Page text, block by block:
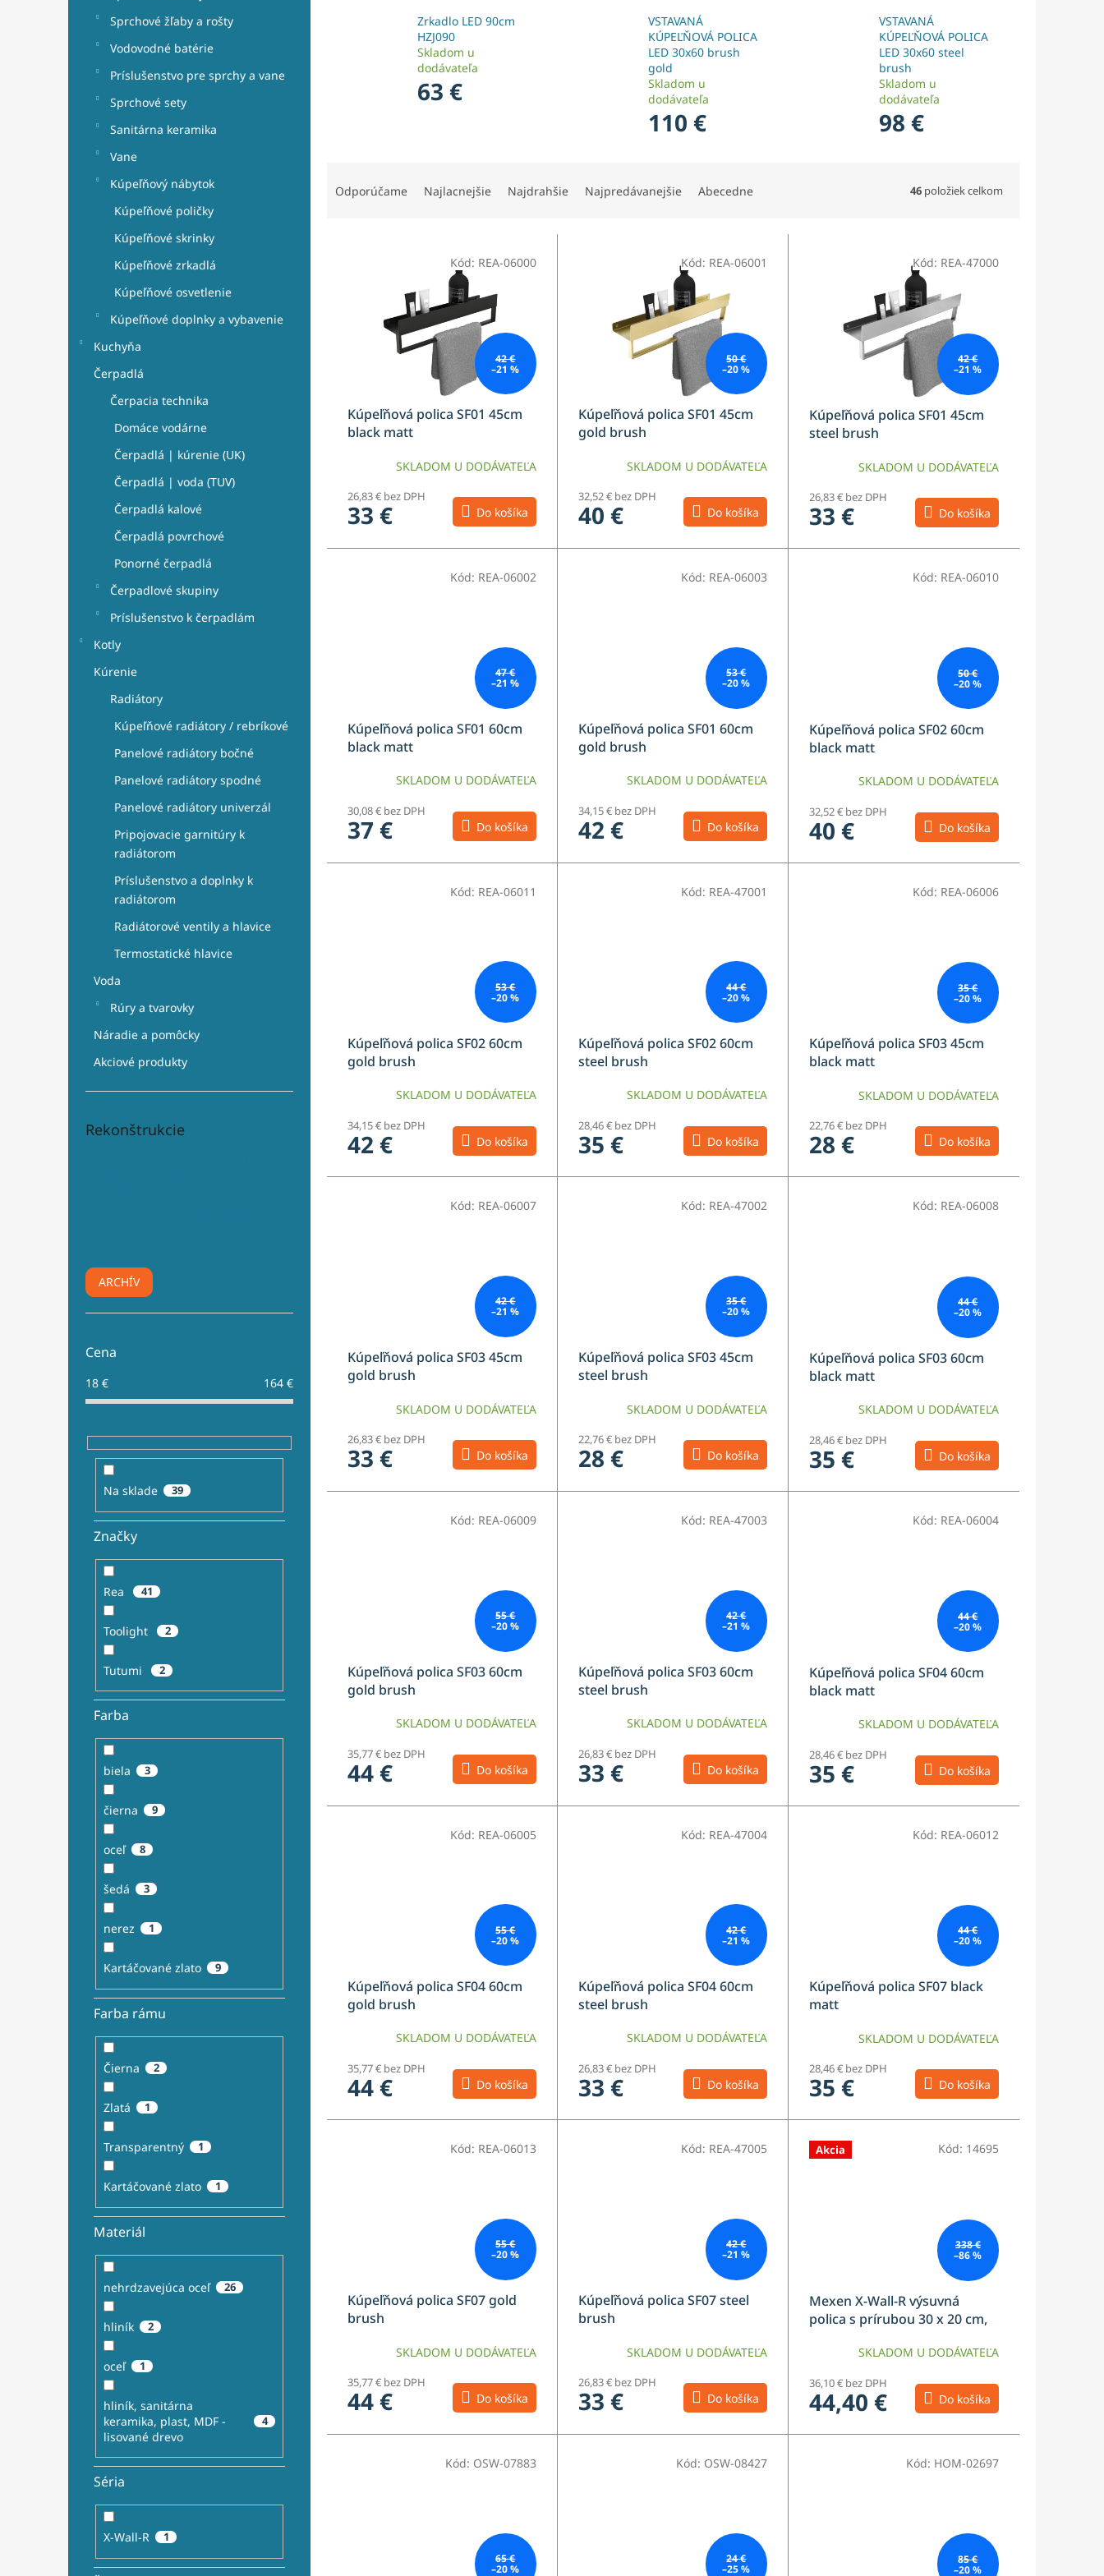
Sprchové žľaby a rošty
Vodovodné batérie
Príslušenstvo pre sprchy a vane
Sprchové sety
Sanitárna keramika
Vane
Kúpeľňový nábytok
Kúpeľňové poličky
Kúpeľňové skrinky
Kúpeľňové zrkadlá
Kúpeľňové osvetlenie
Kúpeľňové doplnky a vybavenie
Kuchyňa
Čerpadlá
Čerpacia technika
Domáce vodárne
Čerpadlá | kúrenie (UK)
Čerpadlá | voda (TUV)
Čerpadlá kalové
Čerpadlá povrchové
Ponorné čerpadlá
Čerpadlové skupiny
Príslušenstvo k čerpadlám
Kotly
Kúrenie
Radiátory
Kúpeľňové radiátory / rebríkové
Panelové radiátory bočné
Panelové radiátory spodné
Panelové radiátory univerzál
Pripojovacie garnitúry k
radiátorom
Príslušenstvo a doplnky k
radiátorom
Radiátorové ventily a hlavice
Termostatické hlavice
Voda
Rúry a tvarovky
Náradie a pomôcky
Akciové produkty
Rekonštrukcie
ARCHÍV
Cena
18 € 164 €
Na sklade 39
Značky
Rea 41
Toolight 2
Tutumi 2
Farba
biela 3
čierna 9
oceľ 8
šedá 3
nerez 1
Kartáčované zlato 9
Farba rámu
Čierna 2
Zlatá 1
Transparentný 1
Kartáčované zlato 1
Materiál
nehrdzavejúca oceľ 26
hliník 2
oceľ 1
hliník, sanitárna
keramika, plast, MDF -
lisované drevo
4
Séria
X-Wall-R 1
Zrkadlo LED 90cm
HZJ090
Skladom u
dodávateľa
63 €
VSTAVANÁ
KÚPEĽŇOVÁ POLICA
LED 30x60 brush
gold
Skladom u
dodávateľa
110 €
VSTAVANÁ
KÚPEĽŇOVÁ POLICA
LED 30x60 steel
brush
Skladom u
dodávateľa
98 €
Odporúčame Najlacnejšie Najdrahšie Najpredávanejšie Abecedne 46 položiek celkom
42 €
–21 %
Kúpeľňová polica SF01 45cm
black matt
SKLADOM U DODÁVATEĽA
26,83 € bez DPH
33 € Do košíka
Kód: REA-06000
50 €
–20 %
Kúpeľňová polica SF01 45cm
gold brush
SKLADOM U DODÁVATEĽA
32,52 € bez DPH
40 € Do košíka
Kód: REA-06001
42 €
–21 %
Kúpeľňová polica SF01 45cm
steel brush
SKLADOM U DODÁVATEĽA
26,83 € bez DPH
33 € Do košíka
Kód: REA-47000
47 €
–21 %
Kúpeľňová polica SF01 60cm
black matt
SKLADOM U DODÁVATEĽA
30,08 € bez DPH
37 € Do košíka
Kód: REA-06002
53 €
–20 %
Kúpeľňová polica SF01 60cm
gold brush
SKLADOM U DODÁVATEĽA
34,15 € bez DPH
42 € Do košíka
Kód: REA-06003
50 €
–20 %
Kúpeľňová polica SF02 60cm
black matt
SKLADOM U DODÁVATEĽA
32,52 € bez DPH
40 € Do košíka
Kód: REA-06010
53 €
–20 %
Kúpeľňová polica SF02 60cm
gold brush
SKLADOM U DODÁVATEĽA
34,15 € bez DPH
42 € Do košíka
Kód: REA-06011
44 €
–20 %
Kúpeľňová polica SF02 60cm
steel brush
SKLADOM U DODÁVATEĽA
28,46 € bez DPH
35 € Do košíka
Kód: REA-47001
35 €
–20 %
Kúpeľňová polica SF03 45cm
black matt
SKLADOM U DODÁVATEĽA
22,76 € bez DPH
28 € Do košíka
Kód: REA-06006
42 €
–21 %
Kúpeľňová polica SF03 45cm
gold brush
SKLADOM U DODÁVATEĽA
26,83 € bez DPH
33 € Do košíka
Kód: REA-06007
35 €
–20 %
Kúpeľňová polica SF03 45cm
steel brush
SKLADOM U DODÁVATEĽA
22,76 € bez DPH
28 € Do košíka
Kód: REA-47002
44 €
–20 %
Kúpeľňová polica SF03 60cm
black matt
SKLADOM U DODÁVATEĽA
28,46 € bez DPH
35 € Do košíka
Kód: REA-06008
55 €
–20 %
Kúpeľňová polica SF03 60cm
gold brush
SKLADOM U DODÁVATEĽA
35,77 € bez DPH
44 € Do košíka
Kód: REA-06009
42 €
–21 %
Kúpeľňová polica SF03 60cm
steel brush
SKLADOM U DODÁVATEĽA
26,83 € bez DPH
33 € Do košíka
Kód: REA-47003
44 €
–20 %
Kúpeľňová polica SF04 60cm
black matt
SKLADOM U DODÁVATEĽA
28,46 € bez DPH
35 € Do košíka
Kód: REA-06004
55 €
–20 %
Kúpeľňová polica SF04 60cm
gold brush
SKLADOM U DODÁVATEĽA
35,77 € bez DPH
44 € Do košíka
Kód: REA-06005
42 €
–21 %
Kúpeľňová polica SF04 60cm
steel brush
SKLADOM U DODÁVATEĽA
26,83 € bez DPH
33 € Do košíka
Kód: REA-47004
44 €
–20 %
Kúpeľňová polica SF07 black
matt
SKLADOM U DODÁVATEĽA
28,46 € bez DPH
35 € Do košíka
Kód: REA-06012
55 €
–20 %
Kúpeľňová polica SF07 gold
brush
SKLADOM U DODÁVATEĽA
35,77 € bez DPH
44 € Do košíka
Kód: REA-06013
42 €
–21 %
Kúpeľňová polica SF07 steel
brush
SKLADOM U DODÁVATEĽA
26,83 € bez DPH
33 € Do košíka
Kód: REA-47005 Akcia
338 €
–86 %
Mexen X-Wall-R výsuvná
polica s prírubou 30 x 20 cm,
SKLADOM U DODÁVATEĽA
36,10 € bez DPH
44,40 € Do košíka
Kód: 14695
65 €
–20 %
Kód: OSW-07883
24 €
–25 %
Kód: OSW-08427
85 €
–20 %
Kód: HOM-02697